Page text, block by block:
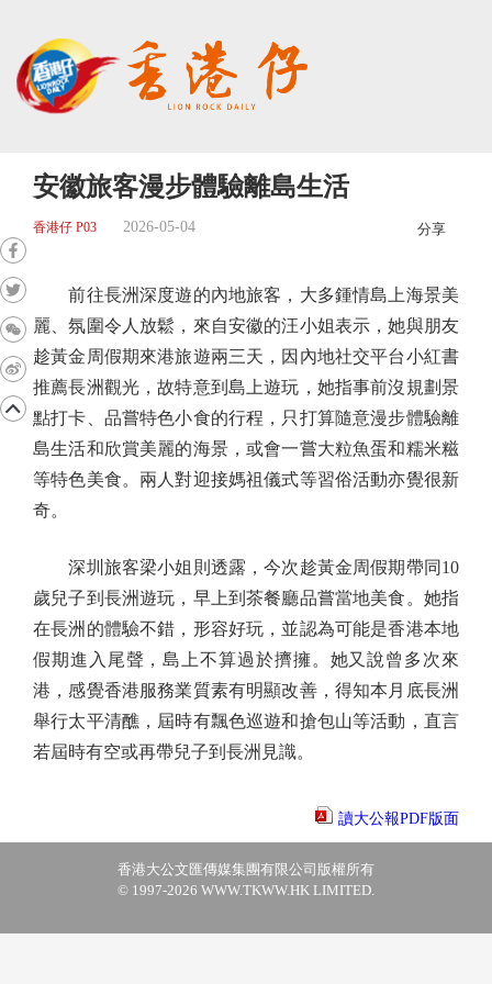
安徽旅客漫步體驗離島生活
香港仔 P03 2026-05-04 分享
前往長洲深度遊的內地旅客，大多鍾情島上海景美
麗、氛圍令人放鬆，來自安徽的汪小姐表示，她與朋友
趁黃金周假期來港旅遊兩三天，因內地社交平台小紅書
推薦長洲觀光，故特意到島上遊玩，她指事前沒規劃景
點打卡、品嘗特色小食的行程，只打算隨意漫步體驗離
島生活和欣賞美麗的海景，或會一嘗大粒魚蛋和糯米糍
等特色美食。兩人對迎接媽祖儀式等習俗活動亦覺很新
奇。
深圳旅客梁小姐則透露，今次趁黃金周假期帶同10
歲兒子到長洲遊玩，早上到茶餐廳品嘗當地美食。她指
在長洲的體驗不錯，形容好玩，並認為可能是香港本地
假期進入尾聲，島上不算過於擠擁。她又說曾多次來
港，感覺香港服務業質素有明顯改善，得知本月底長洲
舉行太平清醮，屆時有飄色巡遊和搶包山等活動，直言
若屆時有空或再帶兒子到長洲見識。
讀大公報PDF版面
香港大公文匯傳媒集團有限公司版權所有
© 1997-2026 WWW.TKWW.HK LIMITED.